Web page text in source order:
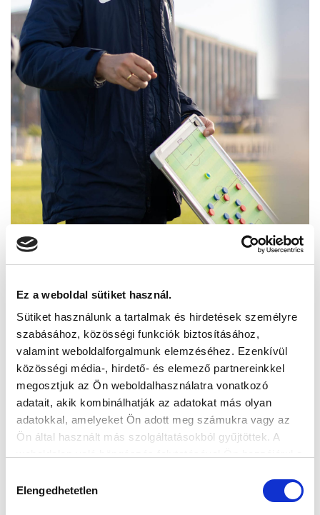
Ez a weboldal sütiket használ.
Sütiket használunk a tartalmak és hirdetések személyre
szabásához, közösségi funkciók biztosításához,
valamint weboldalforgalmunk elemzéséhez. Ezenkívül
közösségi média-, hirdető- és elemező partnereinkkel
megosztjuk az Ön weboldalhasználatra vonatkozó
adatait, akik kombinálhatják az adatokat más olyan
adatokkal, amelyeket Ön adott meg számukra vagy az
Ön által használt más szolgáltatásokból gyűjtöttek. A
kiválasztása
Elengedhetetlen